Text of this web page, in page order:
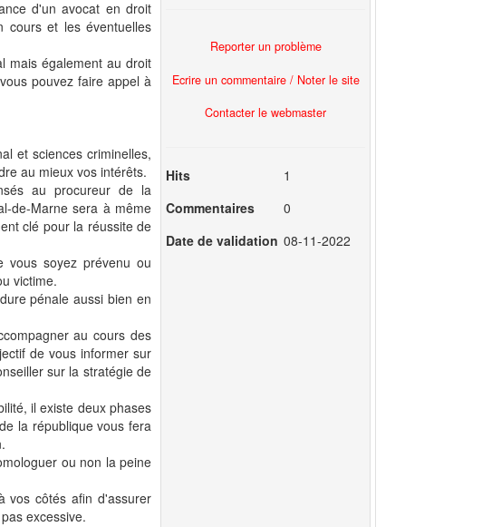
d'un avocat en droit
cours et les éventuelles
mais également au droit
pouvez faire appel à
et sciences criminelles,
au mieux vos intérêts.
au procureur de la
de-Marne sera à même
clé pour la réussite de
vous soyez prévenu ou
victime.
pénale aussi bien en
au cours des
de vous informer sur
sur la stratégie de
il existe deux phases
la république vous fera
ou non la peine
vos côtés afin d'assurer
excessive.
Reporter un problème
Ecrire un commentaire / Noter le site
Contacter le webmaster
Hits
1
Commentaires
0
Date de validation 08-11-2022